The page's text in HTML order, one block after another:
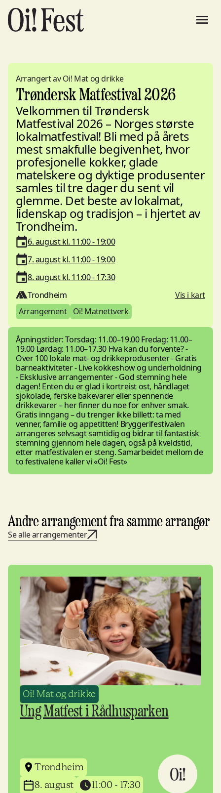
Arrangert av Oi! Mat og drikke
Trøndersk Matfestival 2026
Velkommen til Trøndersk
Matfestival 2026 – Norges største
lokalmatfestival! Bli med på årets
mest smakfulle begivenhet, hvor
profesjonelle kokker, glade
matelskere og dyktige produsenter
samles til tre dager du sent vil
glemme. Det beste av lokalmat,
lidenskap og tradisjon – i hjertet av
Trondheim.
6. august kl. 11:00 - 19:00
7. august kl. 11:00 - 19:00
8. august kl. 11:00 - 17:30
Trondheim
Vis i kart
Arrangement
Oi! Matnettverk
Åpningstider: Torsdag: 11.00–19.00 Fredag: 11.00–
19.00 Lørdag: 11.00–17.30 Hva kan du forvente? -
Over 100 lokale mat- og drikkeprodusenter - Gratis
barneaktiviteter - Live kokkeshow og underholdning
- Eksklusive arrangementer - God stemning hele
dagen! Enten du er glad i kortreist ost, håndlaget
sjokolade, ferske bakevarer eller spennende
drikkevarer – her finner du noe for enhver smak.
Gratis inngang – du trenger ikke billett: ta med
venner, familie og appetitten! Bryggerifestivalen
arrangeres selvsagt samtidig og bidrar til fantastisk
stemning gjennom hele dagen, også på kveldstid,
etter matfestivalen er steng. Samarbeidet mellom de
to festivalene kaller vi «Oi! Fest»
Andre arrangement fra samme arrangør
Se alle arrangementer
Oi! Mat og drikke
Ung Matfest i Rådhusparken
Trondheim
8. august
11:00 - 17:30